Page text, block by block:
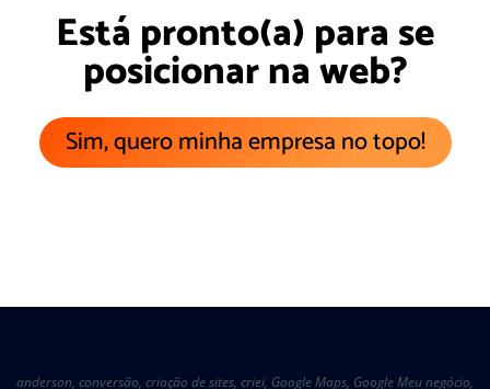
Está pronto(a) para se
posicionar na web?
Sim, quero minha empresa no topo!
anderson, conversão, criação de sites, criei, Google Maps, Google Meu negócio,